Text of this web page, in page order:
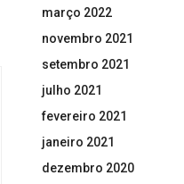
março 2022
novembro 2021
setembro 2021
julho 2021
fevereiro 2021
janeiro 2021
dezembro 2020